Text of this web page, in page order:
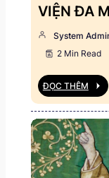
VIỆN ĐA
System
2 Min Read
ĐỌC THÊM